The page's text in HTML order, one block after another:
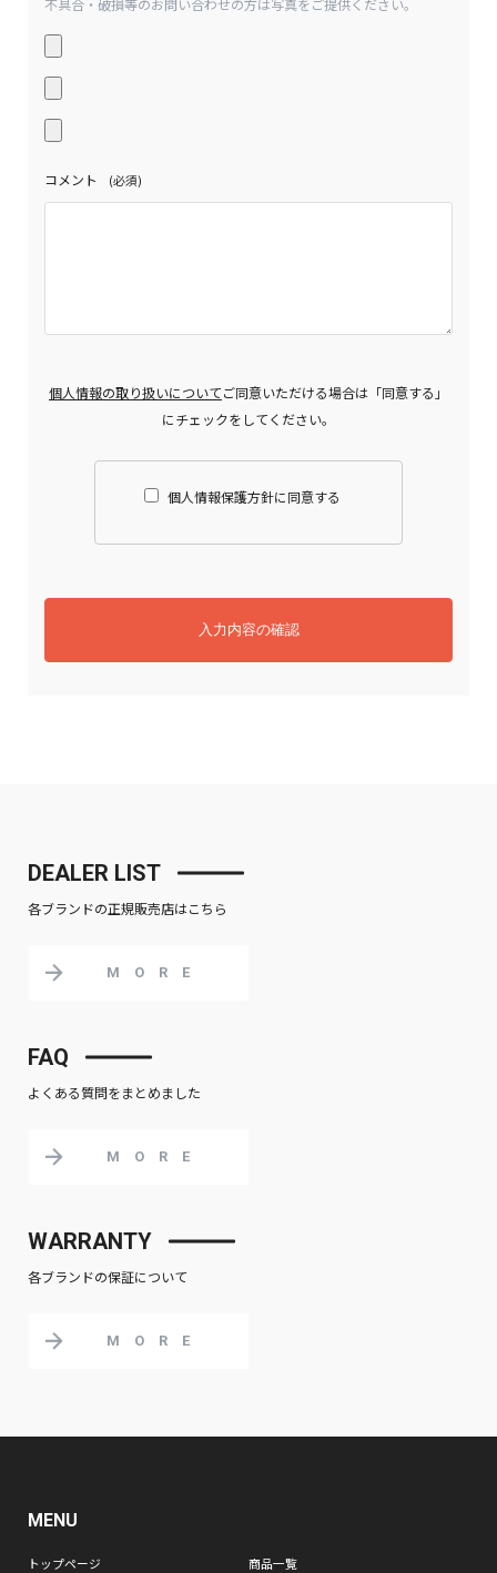
不具合・破損等のお問い合わせの方は写真をご提供ください。
コメント (必須)
個人情報の取り扱いについてご同意いただける場合は「同意する」
にチェックをしてください。
個人情報保護方針に同意する
DEALER LIST
各ブランドの正規販売店はこちら
MORE
FAQ
よくある質問をまとめました
MORE
WARRANTY
各ブランドの保証について
MORE
MENU
トップページ
商品一覧